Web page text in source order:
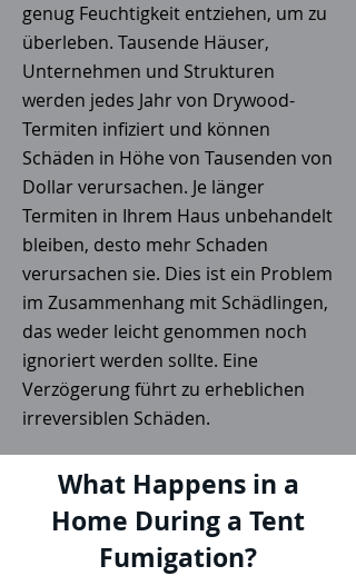
genug Feuchtigkeit entziehen, um zu
überleben. Tausende Häuser,
Unternehmen und Strukturen
werden jedes Jahr von Drywood-
Termiten infiziert und können
Schäden in Höhe von Tausenden von
Dollar verursachen. Je länger
Termiten in Ihrem Haus unbehandelt
bleiben, desto mehr Schaden
verursachen sie. Dies ist ein Problem
im Zusammenhang mit Schädlingen,
das weder leicht genommen noch
ignoriert werden sollte. Eine
Verzögerung führt zu erheblichen
irreversiblen Schäden.
What Happens in a
Home During a Tent
Fumigation?